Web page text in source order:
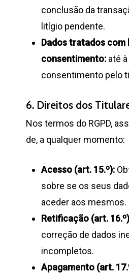
conclusão da
litígio pendente.
Dados tratados com
consentimento:até à
consentimento pelo
6. Direitos dos
Nos termos do RGPD,
de, a qualquer momento:
Acesso (art. 15.º):
sobre se os seus
aceder aos mesmos.
Retificação (art.
correção de dados
incompletos.
Apagamento (art.